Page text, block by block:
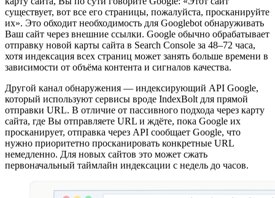
существует, вот все его страницы, пожалуйста, просканируйте
их». Это обходит необходимость для Googlebot обнаруживать
Ваш сайт через внешние ссылки. Google обычно обрабатывает
отправку новой карты сайта в Search Console за 48–72 часа,
хотя индексация всех страниц может занять больше времени в
зависимости от объёма контента и сигналов качества.
Другой канал обнаружения — индексирующий API Google,
который используют сервисы вроде IndexBolt для прямой
отправки URL. В отличие от пассивного подхода через карту
сайта, где Вы отправляете URL и ждёте, пока Google их
просканирует, отправка через API сообщает Google, что
нужно приоритетно просканировать конкретные URL
немедленно. Для новых сайтов это может сжать
первоначальный таймлайн индексации с недель до часов.